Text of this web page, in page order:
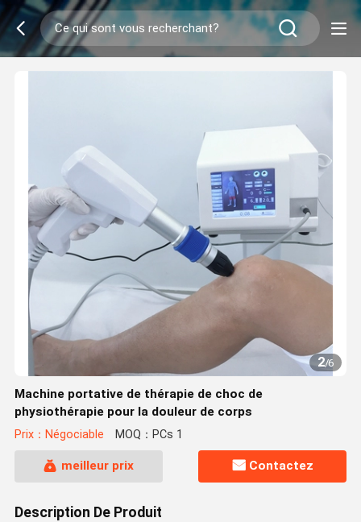
2/6
Machine portative de thérapie de choc de
physiothérapie pour la douleur de corps
Prix：Négociable MOQ：PCs 1
meilleur prix Contactez
Description De Produit